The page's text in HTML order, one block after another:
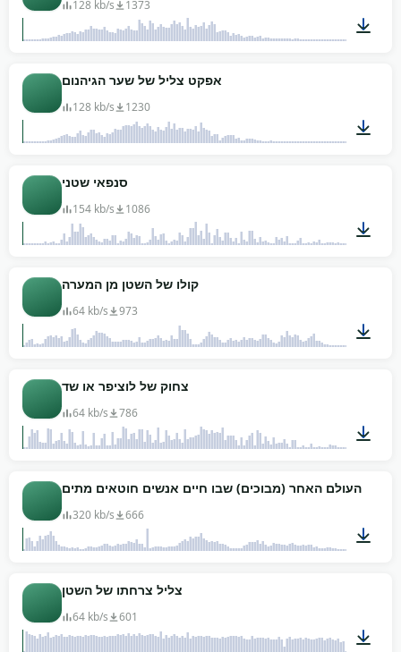
128 kb/s 1373
אפקט צליל של שער הגיהנום
128 kb/s 1230
סנפאי שטני
154 kb/s 1086
קולו של השטן מן המערה
64 kb/s 973
צחוק של לוציפר או שד
64 kb/s 786
00:07
צליל העולם האחר (מבוכים) שבו חיים אנשים חוטאים מתים
320 kb/s 666
צליל צרחתו של השטן
64 kb/s 601